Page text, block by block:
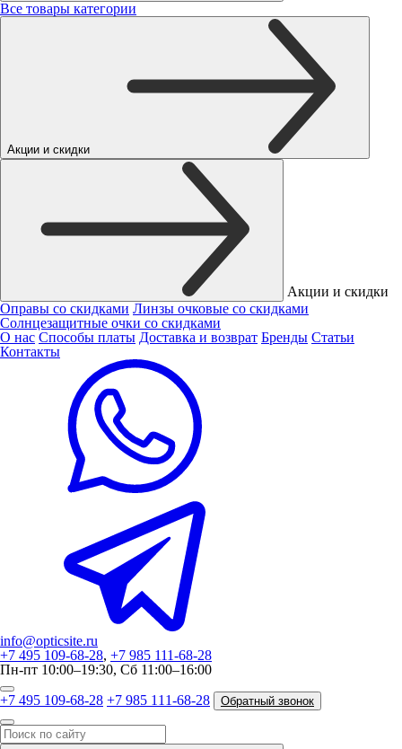
Все товары категории
Акции и скидки
Акции и скидки
Оправы со скидками Линзы очковые со скидками
Солнцезащитные очки со скидками
О нас Способы платы Доставка и возврат Бренды Статьи
Контакты
info@opticsite.ru
+7 495 109-68-28, +7 985 111-68-28
Пн-пт 10:00–19:30, Сб 11:00–16:00
+7 495 109-68-28 +7 985 111-68-28 Обратный звонок